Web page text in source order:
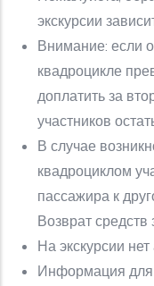
экскурсии
Внимание: если
квадроцикле
доплатить за
участников
В случае
квадроциклом
пассажира к
Возврат средств
На экскурсии
Информация для